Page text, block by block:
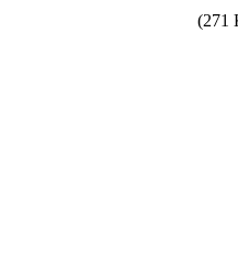
(271